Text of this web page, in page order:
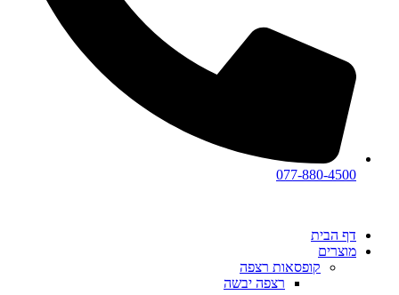
077-880-4500
דף הבית
מוצרים
קופסאות רצפה
רצפה יבשה